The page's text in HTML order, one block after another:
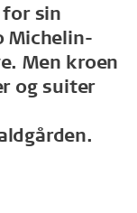
for sin
Michelin-
Men kroen
og suiter